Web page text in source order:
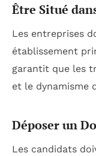
Être Situé
Les entreprises
établissement
garantit que les
et le dynamisme
Déposer un
Les candidats